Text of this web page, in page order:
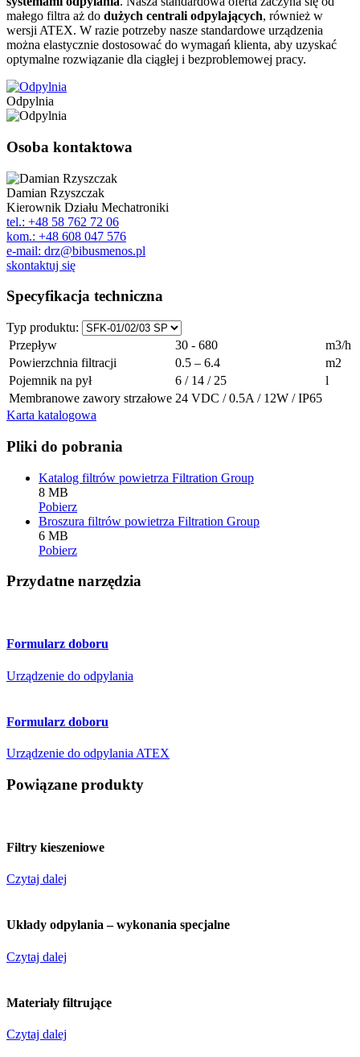
małego filtra aż do dużych centrali odpylających, również w
wersji ATEX. W razie potrzeby nasze standardowe urządzenia
można elastycznie dostosować do wymagań klienta, aby uzyskać
optymalne rozwiązanie dla ciągłej i bezproblemowej pracy.
Odpylnia
Osoba kontaktowa
Damian Rzyszczak
Kierownik Działu Mechatroniki
tel.: +48 58 762 72 06
kom.: +48 608 047 576
e-mail: drz@bibusmenos.pl
skontaktuj się
Specyfikacja techniczna
Typ produktu:
Przepływ
30 - 680
m3/h
Powierzchnia filtracji
0.5 – 6.4
m2
Pojemnik na pył
6 / 14 / 25
l
Membranowe zawory strzałowe 24 VDC / 0.5A / 12W / IP65
Karta katalogowa
Pliki do pobrania
Katalog filtrów powietrza Filtration Group
8 MB
Pobierz
Broszura filtrów powietrza Filtration Group
6 MB
Pobierz
Przydatne narzędzia
Formularz doboru
Urządzenie do odpylania
Formularz doboru
Urządzenie do odpylania ATEX
Powiązane produkty
Filtry kieszeniowe
Czytaj dalej
Układy odpylania – wykonania specjalne
Czytaj dalej
Materiały filtrujące
Czytaj dalej